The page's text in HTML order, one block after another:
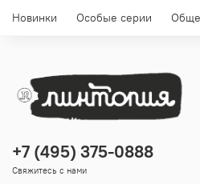
Новинки Особые серии
+7 (495) 375-0888
Свяжитесь с нами